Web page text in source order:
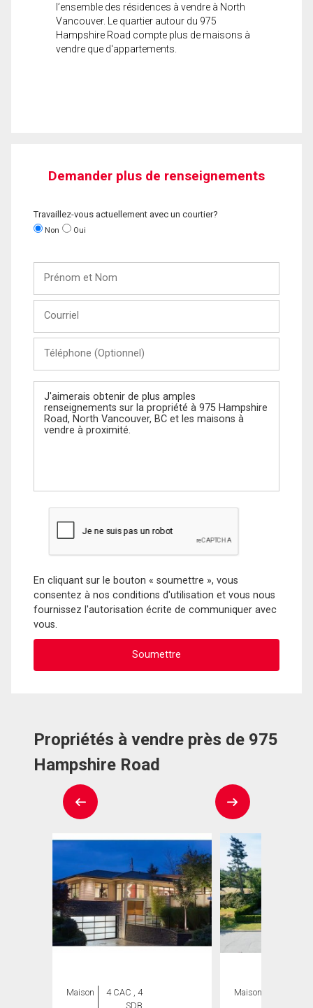
l’ensemble des résidences à vendre à North
Vancouver. Le quartier autour du 975
Hampshire Road compte plus de maisons à
vendre que d'appartements.
Demander plus de renseignements
Travaillez-vous actuellement avec un courtier?
Non Oui
Nom
(Optionnel)
Message
En cliquant sur le bouton « soumettre », vous
consentez à nos conditions d'utilisation et vous nous
fournissez l'autorisation écrite de communiquer avec
vous.
Propriétés à vendre près de 975
Hampshire Road
Maison
4 CAC , 4
SDB
Maison